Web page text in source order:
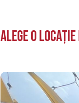
Alege o